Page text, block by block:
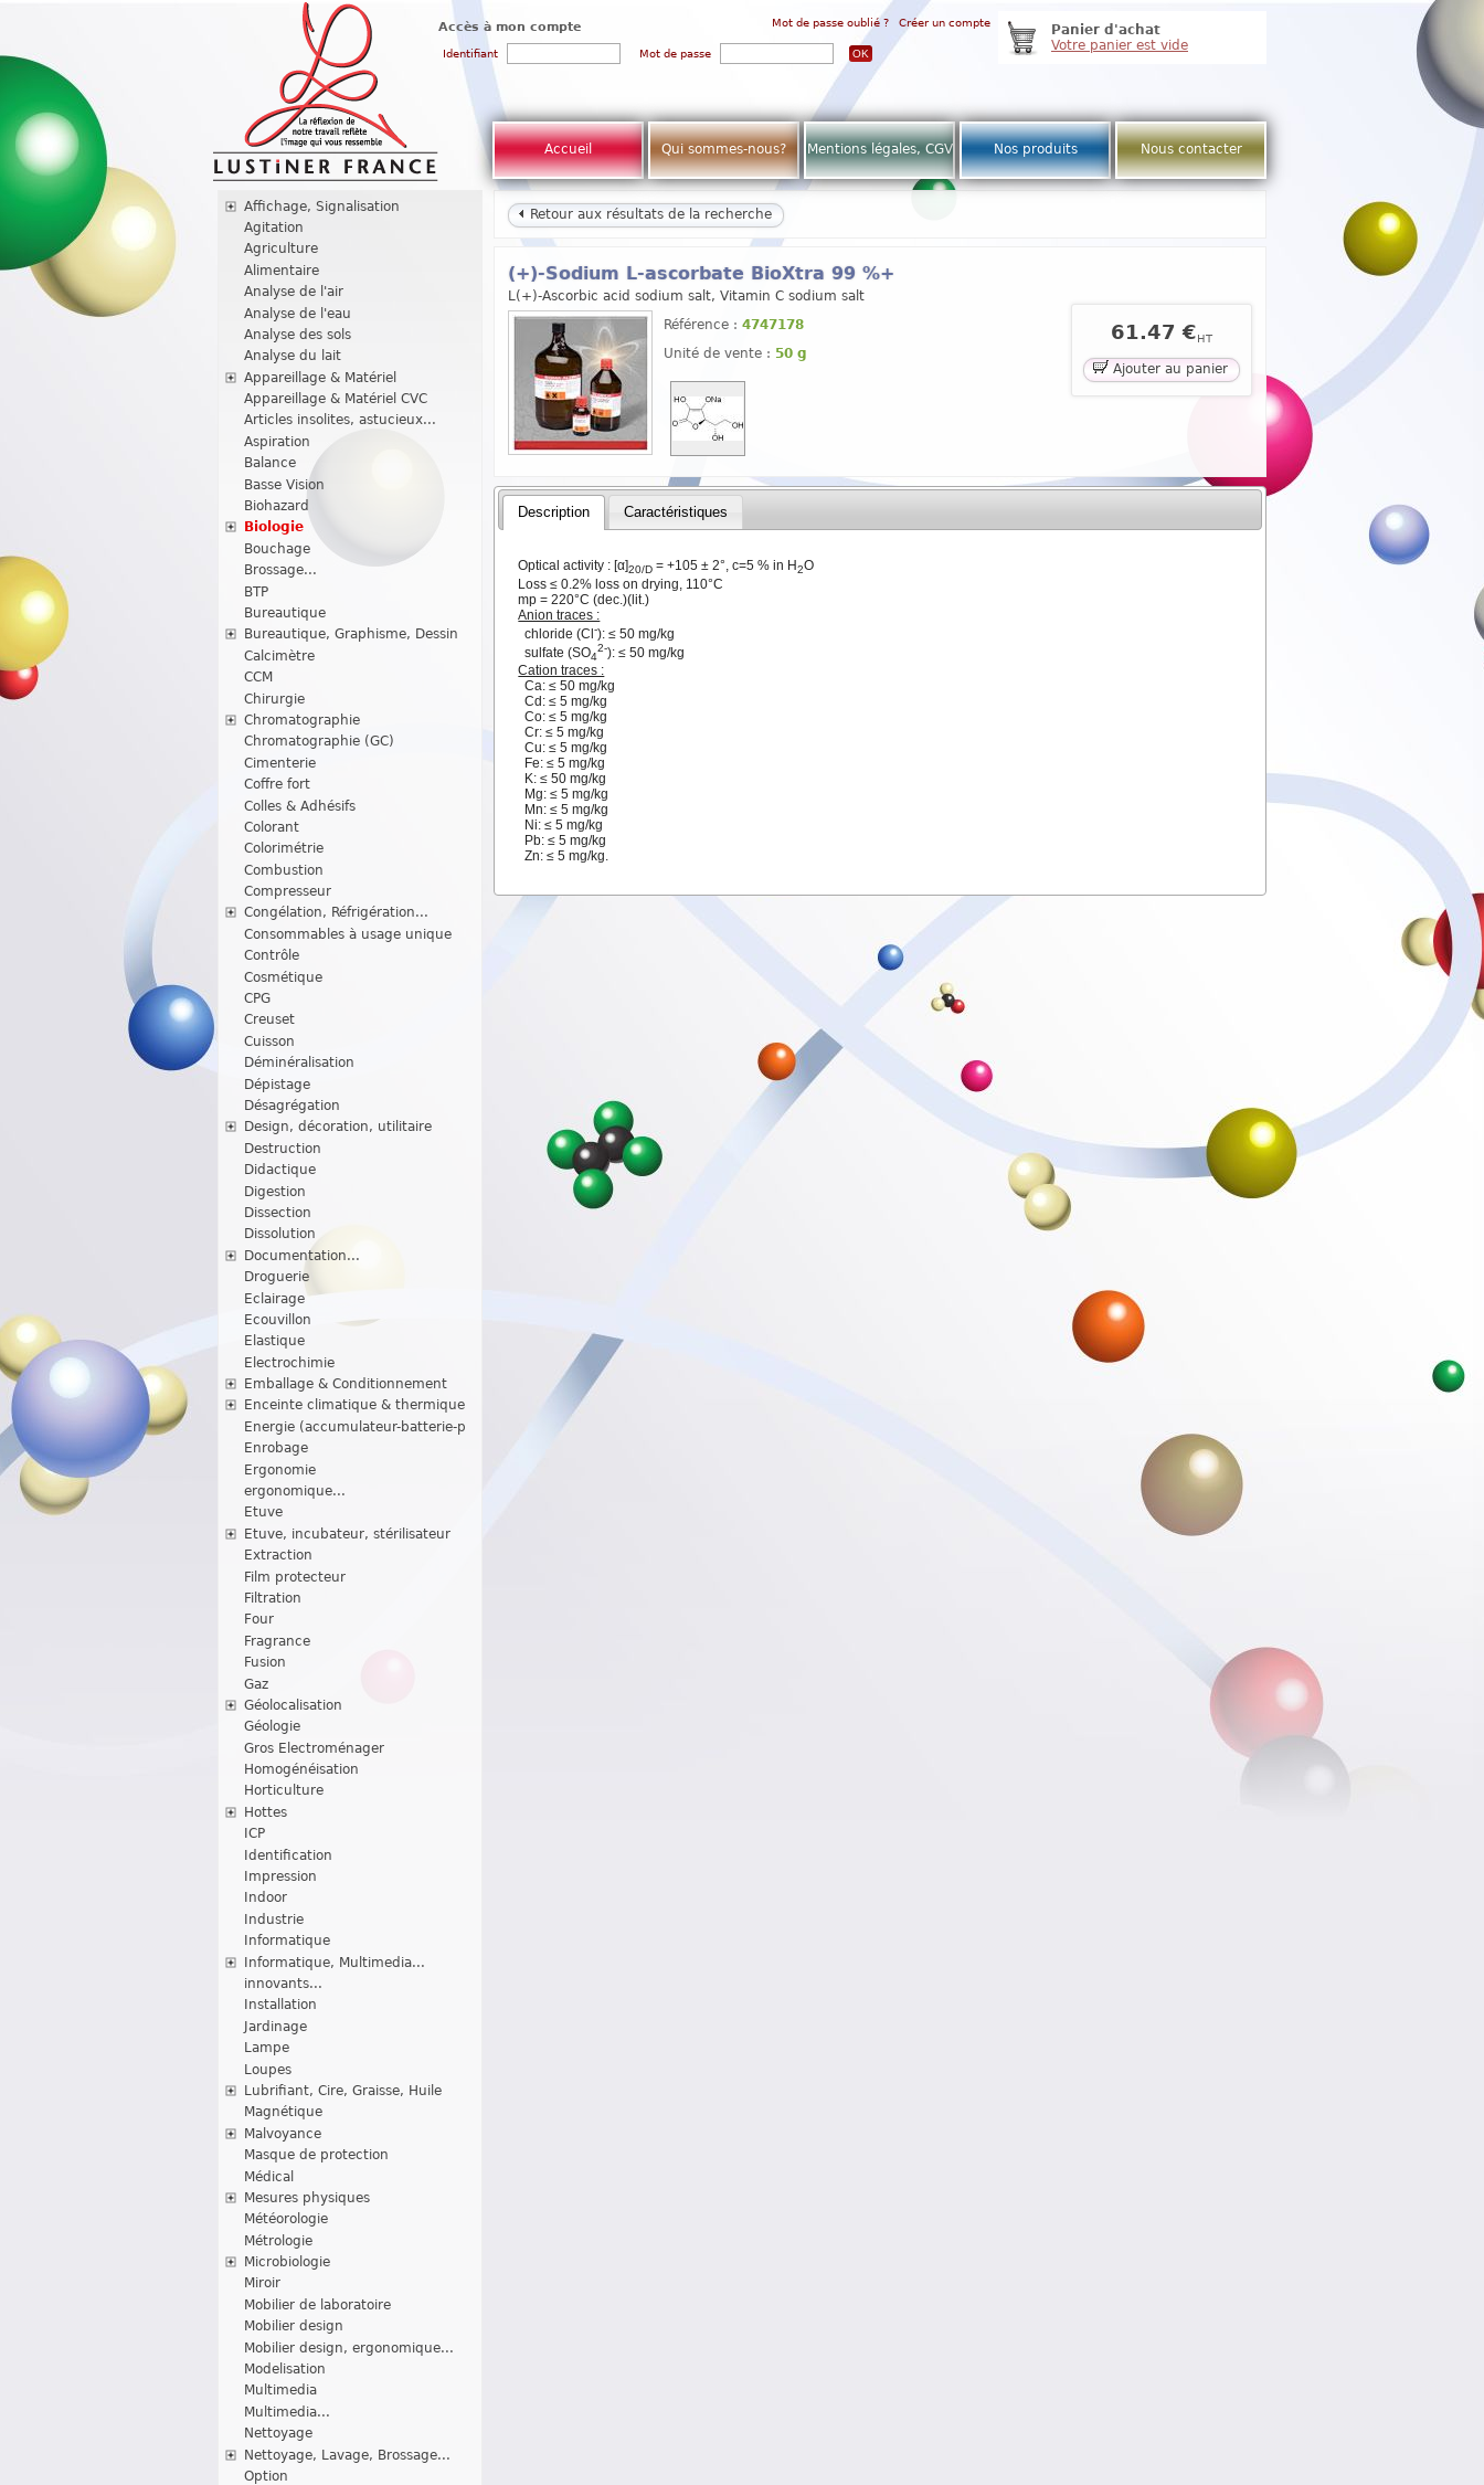
Accès à mon compte Mot de passe oublié ? Créer un compte
Identifiant Mot de passe
Panier d'achat
Votre panier est vide
Accueil Qui sommes-nous? Mentions légales, CGV Nos produits Nous contacter
Affichage, Signalisation
Agitation
Agriculture
Alimentaire
Analyse de l'air
Analyse de l'eau
Analyse des sols
Analyse du lait
Appareillage & Matériel
Appareillage & Matériel CVC
Articles insolites, astucieux...
Aspiration
Balance
Basse Vision
Biohazard
Biologie
Bouchage
Brossage...
BTP
Bureautique
Bureautique, Graphisme, Dessin
Calcimètre
CCM
Chirurgie
Chromatographie
Chromatographie (GC)
Cimenterie
Coffre fort
Colles & Adhésifs
Colorant
Colorimétrie
Combustion
Compresseur
Congélation, Réfrigération...
Consommables à usage unique
Contrôle
Cosmétique
CPG
Creuset
Cuisson
Déminéralisation
Dépistage
Désagrégation
Design, décoration, utilitaire
Destruction
Didactique
Digestion
Dissection
Dissolution
Documentation...
Droguerie
Eclairage
Ecouvillon
Elastique
Electrochimie
Emballage & Conditionnement
Enceinte climatique & thermique
Energie (accumulateur-batterie-p
Enrobage
Ergonomie
ergonomique...
Etuve
Etuve, incubateur, stérilisateur
Extraction
Film protecteur
Filtration
Four
Fragrance
Fusion
Gaz
Géolocalisation
Géologie
Gros Electroménager
Homogénéisation
Horticulture
Hottes
ICP
Identification
Impression
Indoor
Industrie
Informatique
Informatique, Multimedia...
innovants...
Installation
Jardinage
Lampe
Loupes
Lubrifiant, Cire, Graisse, Huile
Magnétique
Malvoyance
Masque de protection
Médical
Mesures physiques
Météorologie
Métrologie
Microbiologie
Miroir
Mobilier de laboratoire
Mobilier design
Mobilier design, ergonomique...
Modelisation
Multimedia
Multimedia...
Nettoyage
Nettoyage, Lavage, Brossage...
Option
Retour aux résultats de la recherche
(+)-Sodium L-ascorbate BioXtra 99 %+
L(+)-Ascorbic acid sodium salt, Vitamin C sodium salt
Référence : 4747178
Unité de vente : 50 g
61.47 € HT
Ajouter au panier
Description Caractéristiques
Optical activity : [α]20/D = +105 ± 2°, c=5 % in H2O
Loss ≤ 0.2% loss on drying, 110°C
mp = 220°C (dec.)(lit.)
Anion traces :
chloride (Cl-): ≤ 50 mg/kg
sulfate (SO4
2-): ≤ 50 mg/kg
Cation traces :
Ca: ≤ 50 mg/kg
Cd: ≤ 5 mg/kg
Co: ≤ 5 mg/kg
Cr: ≤ 5 mg/kg
Cu: ≤ 5 mg/kg
Fe: ≤ 5 mg/kg
K: ≤ 50 mg/kg
Mg: ≤ 5 mg/kg
Mn: ≤ 5 mg/kg
Ni: ≤ 5 mg/kg
Pb: ≤ 5 mg/kg
Zn: ≤ 5 mg/kg.